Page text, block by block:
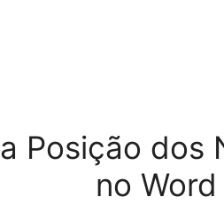
Posição dos
no Word